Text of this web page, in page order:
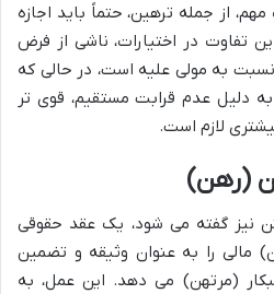
از جمله ترهین، حتماً باید اجازه
تفاوت در اختیارات، ناشی از فرض
به مولی علیه است، در حالی که
دلیل عدم قرابت مستقیم، قوی تر
لازم است.
(رهن)
نیز گفته می شود، یک عقد حقوقی
مالی را به عنوان وثیقه و تضمین
(مرتهن) می دهد. این عمل، به